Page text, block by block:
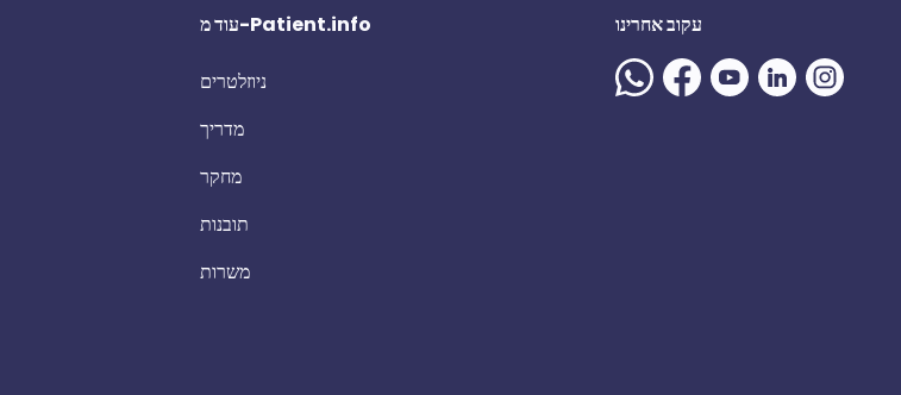
עוד מ-Patient.info
ניוזלטרים
מדריך
מחקר
תובנות
משרות
עקוב אחרינו